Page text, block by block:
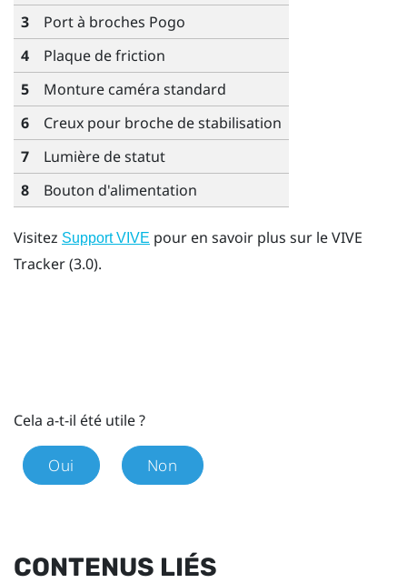
3
Port à broches Pogo
4
Plaque de friction
5
Monture caméra standard
6
Creux pour broche de stabilisation
7
Lumière de statut
8
Bouton d'alimentation
Visitez Support VIVE pour en savoir plus sur leVIVE
Tracker (3.0).
Cela a-t-il été utile ?
Oui Non
CONTENUS LIÉS